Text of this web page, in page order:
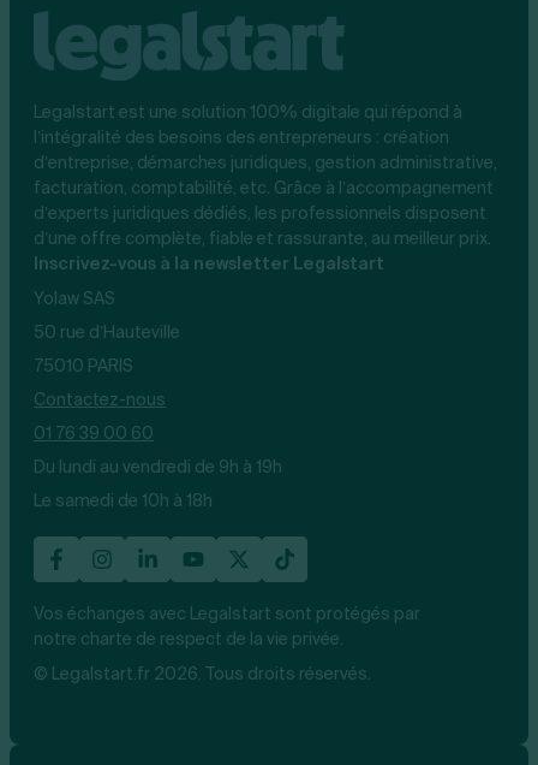
Legalstart est une solution 100% digitale qui répond à
l’intégralité des besoins des entrepreneurs : création
d’entreprise, démarches juridiques, gestion administrative,
facturation, comptabilité, etc. Grâce à l’accompagnement
d’experts juridiques dédiés, les professionnels disposent
d’une offre complète, fiable et rassurante, au meilleur prix.
Inscrivez-vous à la newsletter Legalstart
Yolaw SAS
50 rue d’Hauteville
75010 PARIS
Contactez-nous
01 76 39 00 60
Du lundi au vendredi de 9h à 19h
Le samedi de 10h à 18h
Vos échanges avec Legalstart sont protégés par
notre charte de respect de la vie privée.
© Legalstart.fr 2026. Tous droits réservés.